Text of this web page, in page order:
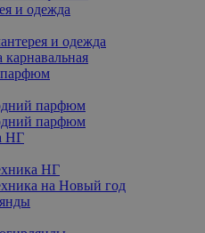
и одежда
и одежда
парфюм
парфюм
НГ
НГ
на Новый год